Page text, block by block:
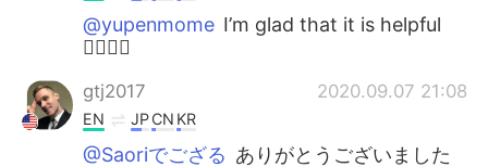
@yupenmome I’m glad that it is helpful
👍🏻👍🏻
gtj2017 2020.09.07 21:08
EN JPCN KR
@Saoriでござる ありがとうございました